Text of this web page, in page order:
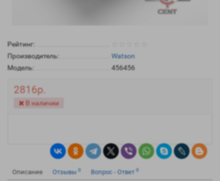
Рейтинг:
Производитель:
Watson
Модель:
456456
2816р.
В наличии
Описание Отзывы 0 Вопрос - Ответ 0